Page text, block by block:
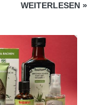
WEITERLESEN »